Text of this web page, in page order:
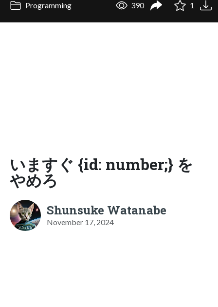
Programming 390 1
いますぐ {id: number;} を
やめろ
Shunsuke Watanabe
November 17, 2024